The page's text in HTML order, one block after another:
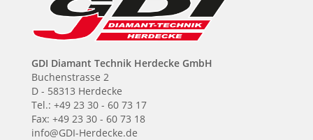
GDI Diamant Technik Herdecke GmbH
Buchenstrasse 2
D - 58313 Herdecke
Tel.: +49 23 30 - 60 73 17
Fax: +49 23 30 - 60 73 18
info@GDI-Herdecke.de